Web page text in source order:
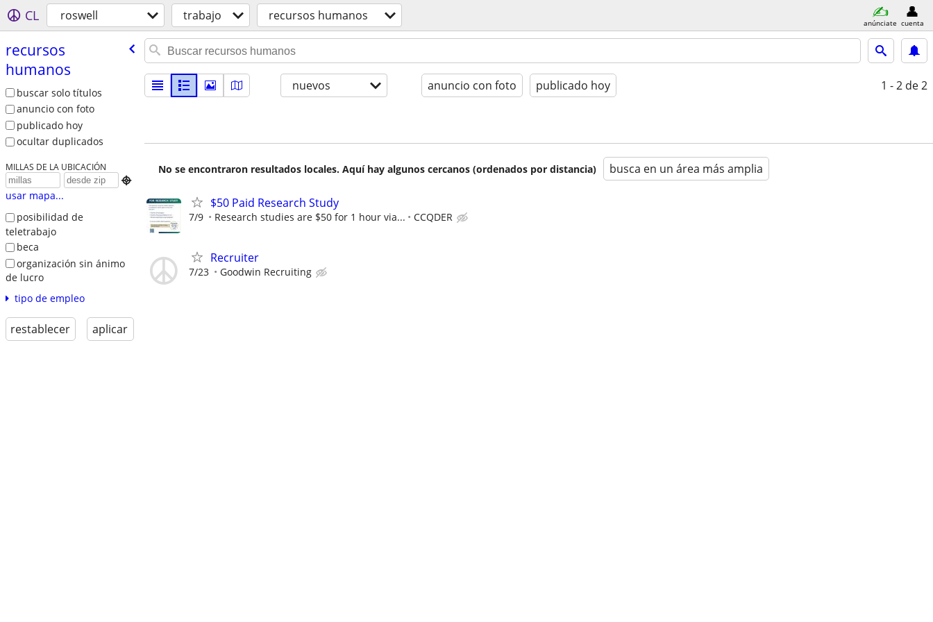
CL roswell trabajo recursos humanos anúnciate cuenta
recursos
humanos
buscar solo títulos
anuncio con foto
publicado hoy
ocultar duplicados
MILLAS DE LA UBICACIÓN

usar mapa...
posibilidad de
teletrabajo
beca
organización sin ánimo
de lucro
tipo de empleo
restablecer aplicar
nuevos anuncio con foto publicado hoy 1 - 2 de 2
No se encontraron resultados locales. Aquí hay algunos cercanos (ordenados por distancia) busca en un área más amplia
$50 Paid Research Study
7/9 Research studies are $50 for 1 hour via... CCQDER
Recruiter
7/23 Goodwin Recruiting